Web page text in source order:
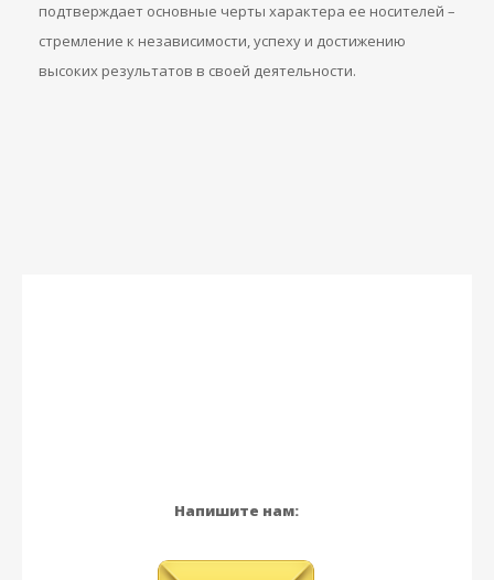
подтверждает основные черты характера ее носителей –
стремление к независимости, успеху и достижению
высоких результатов в своей деятельности.
Напишите нам: